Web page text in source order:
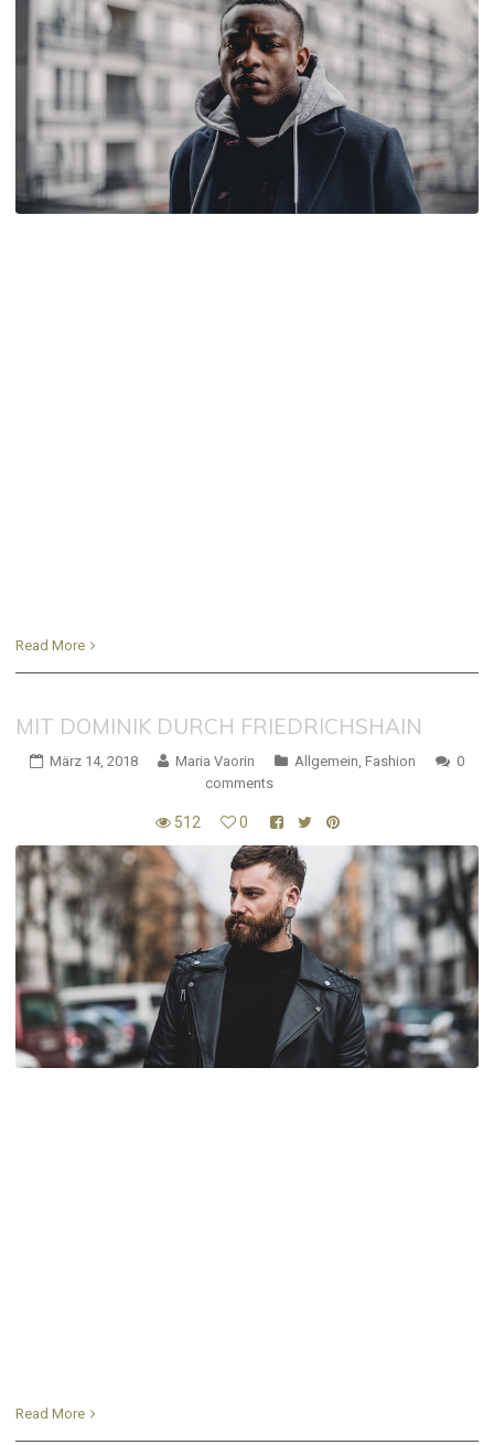
Read More
MIT DOMINIK DURCH FRIEDRICHSHAIN
März 14, 2018 Maria Vaorin Allgemein Fashion
0
comments
512 0
Read More